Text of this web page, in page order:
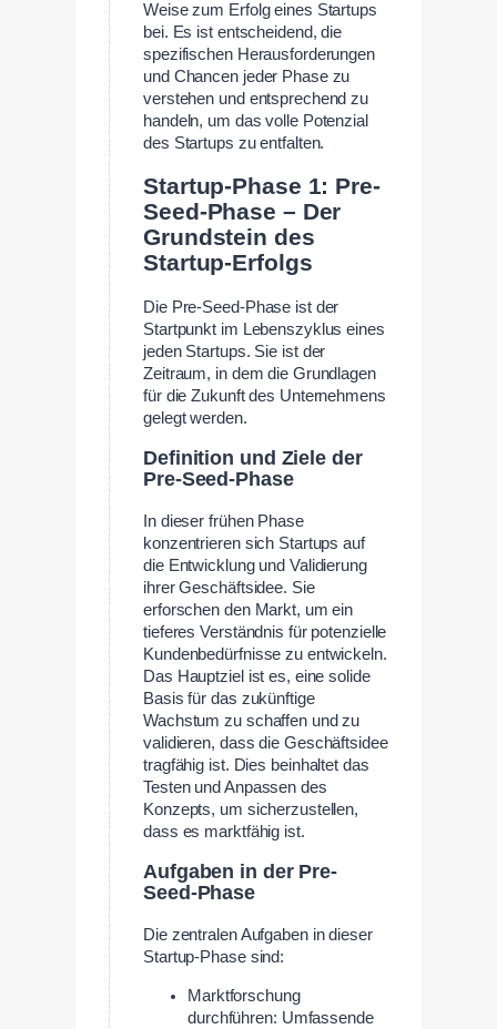
Weise zum Erfolg eines Startups
bei. Es ist entscheidend, die
spezifischen Herausforderungen
und Chancen jeder Phase zu
verstehen und entsprechend zu
handeln, um das volle Potenzial
des Startups zu entfalten.
Startup-Phase 1: Pre-
Seed-Phase – Der
Grundstein des
Startup-Erfolgs
Die Pre-Seed-Phase ist der
Startpunkt im Lebenszyklus eines
jeden Startups. Sie ist der
Zeitraum, in dem die Grundlagen
für die Zukunft des Unternehmens
gelegt werden.
Definition und Ziele der
Pre-Seed-Phase
In dieser frühen Phase
konzentrieren sich Startups auf
die Entwicklung und Validierung
ihrer Geschäftsidee. Sie
erforschen den Markt, um ein
tieferes Verständnis für potenzielle
Kundenbedürfnisse zu entwickeln.
Das Hauptziel ist es, eine solide
Basis für das zukünftige
Wachstum zu schaffen und zu
validieren, dass die Geschäftsidee
tragfähig ist. Dies beinhaltet das
Testen und Anpassen des
Konzepts, um sicherzustellen,
dass es marktfähig ist.
Aufgaben in der Pre-
Seed-Phase
Die zentralen Aufgaben in dieser
Startup-Phase sind:
Marktforschung
durchführen: Umfassende